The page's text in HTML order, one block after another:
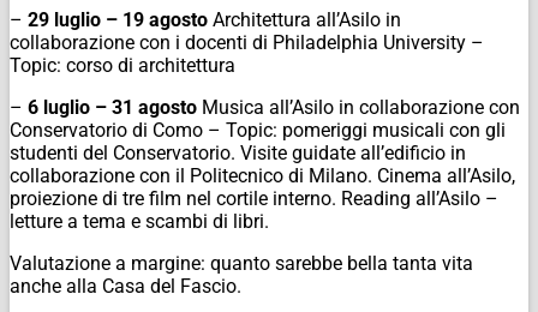
– 29 luglio – 19 agosto Architettura all’Asilo in
collaborazione con i docenti di Philadelphia University –
Topic: corso di architettura
– 6 luglio – 31 agosto Musica all’Asilo in collaborazione con
Conservatorio di Como – Topic: pomeriggi musicali con gli
studenti del Conservatorio. Visite guidate all’edificio in
collaborazione con il Politecnico di Milano. Cinema all’Asilo,
proiezione di tre film nel cortile interno. Reading all’Asilo –
letture a tema e scambi di libri.
Valutazione a margine: quanto sarebbe bella tanta vita
anche alla Casa del Fascio.